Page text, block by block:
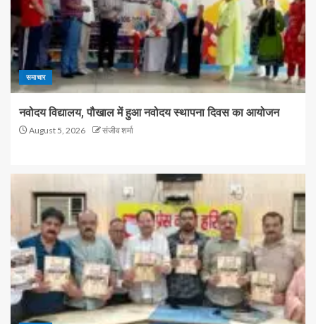
समाचार
नवोदय विद्यालय, पौखाल में हुआ नवोदय स्थापना दिवस का आयोजन
August 5, 2026 संजीव शर्मा